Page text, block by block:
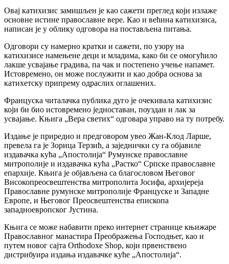
Овај катихизис замишљен је као сажети преглед који излаже
основне истине православне вере. Као и већина катихизиса,
написан је у облику одговора на постављена питања.
Одговори су намерно кратки и сажети, по узору на
катихизисе намењене деци и младима, како би се омогућило
лакше усвајање градива, па чак и постепено учење напамет.
Истовремено, он може послужити и као добра основа за
катихетску припрему одраслих оглашених.
Француска читалачка публика дуго је очекивала катихизис
који би био истовремено једноставан, поуздан и лак за
усвајање. Књига „Вера светих“ одговара управо на ту потребу.
Издање је приредио и предговором увео Жан-Клод Ларше,
превела га је Зорица Терзић, а заједнички су га објавиле
издавачка кућа „Апостолија“ Румунске православне
митрополије и издавачка кућа „Растко“ Српске православне
епархије. Књига је објављена са благословом Његовог
Високопреосвештенства митрополита Јосифа, архијереја
Православне румунске митрополије Француске и Западне
Европе, и Његовог Преосвештенства епископа
западноевропског Јустина.
Књига се може набавити преко интернет странице књижаре
Православног манастира Преображења Господњег, као и
путем новог сајта Orthodoxe Shop, који првенствено
дистрибуира издања издавачке куће „Апостолија“.